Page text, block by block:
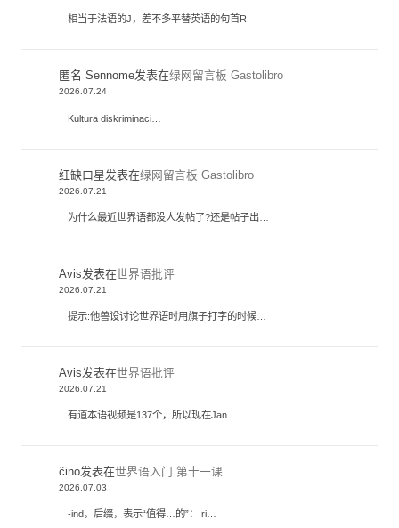
相当于法语的J，差不多平替英语的句首R
匿名 Sennome发表在绿网留言板 Gastolibro
2026.07.24
Kultura diskriminaci…
红缺口星发表在绿网留言板 Gastolibro
2026.07.21
为什么最近世界语都没人发帖了?还是帖子出…
Avis发表在世界语批评
2026.07.21
提示:他兽设讨论世界语时用旗子打字的时候…
Avis发表在世界语批评
2026.07.21
有道本语视频是137个，所以现在Jan …
ĉino发表在世界语入门 第十一课
2026.07.03
-ind，后缀，表示“值得…的”： ri…